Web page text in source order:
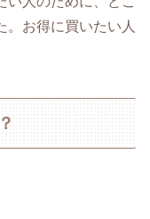
。お得に買いたい人